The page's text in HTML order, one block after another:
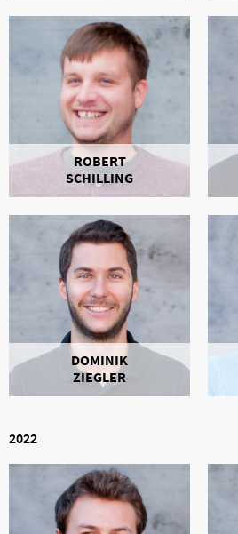
ROBERT
SCHILLING
DOMINIK
ZIEGLER
2022